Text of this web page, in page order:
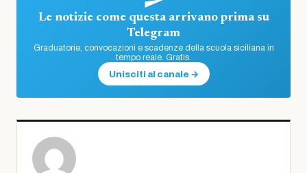
Le notizie come questa arrivano prima su
Telegram
Graduatorie, convocazioni e scadenze della scuola siciliana in
tempo reale. Gratis.
Unisciti al canale →